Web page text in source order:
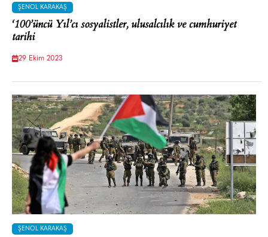
ŞENOL KARAKAŞ
‘100’üncü Yıl’cı sosyalistler, ulusalcılık ve cumhuriyet
tarihi
29 Ekim 2023
ŞENOL KARAKAŞ